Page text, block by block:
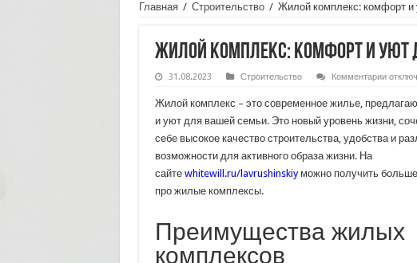
Главная / Строительство / Жилой комплекс: комфорт
Жилой комплекс: комфорт и уют
31.08.2023 Строительство Комментариик
и
уют
семьи
Жилой комплекс – это современное жилье,
и уют для вашей семьи. Это новый уровень жизни,
себе высокое качество строительства, удобства и
возможности для активного образа жизни. На
сайте whitewill.ru/lavrushinskiyможно получить
про жилые комплексы.
Преимущества жилых
комплексов